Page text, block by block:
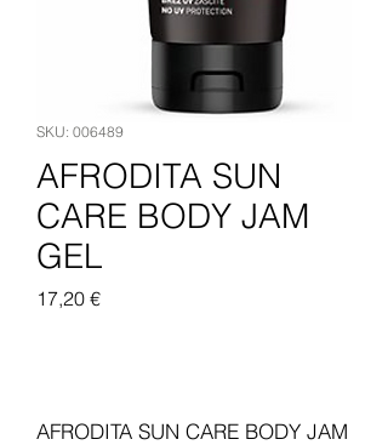
SKU: 006489
AFRODITA SUN
CARE BODY JAM
GEL
17,20 €Pris
AFRODITA SUN CARE BODY JAM